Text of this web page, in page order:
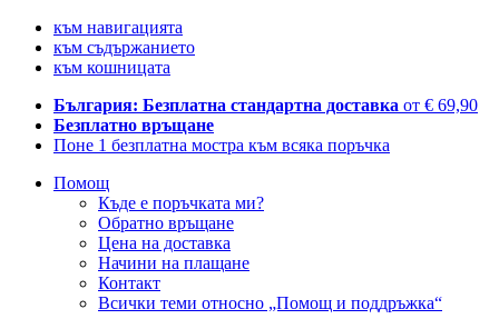
към навигацията
към съдържанието
към кошницата
България: Безплатна стандартна доставка от € 69,90
Безплатно връщане
Поне 1 безплатна мостра към всяка поръчка
Помощ
Къде е поръчката ми?
Обратно връщане
Цена на доставка
Начини на плащане
Контакт
Всички теми относно „Помощ и поддръжка“